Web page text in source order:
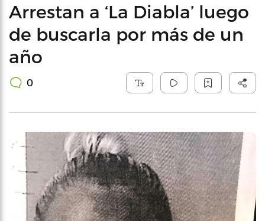
Arrestan a ‘La Diabla’ luego
de buscarla por más de un
año
0